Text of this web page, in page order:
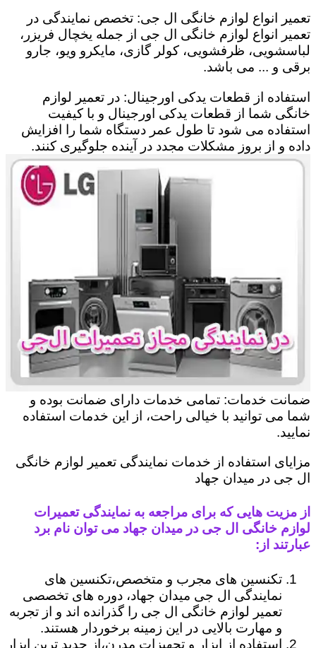
تعمیر انواع لوازم خانگی ال جی: تخصص نمایندگی در
تعمیر انواع لوازم خانگی ال جی از جمله یخچال فریزر،
لباسشویی، ظرفشویی، کولر گازی، مایکرو ویو، جارو
برقی و ... می باشد.
استفاده از قطعات یدکی اورجینال: در تعمیر لوازم
خانگی شما از قطعات یدکی اورجینال و با کیفیت
استفاده می شود تا طول عمر دستگاه شما را افزایش
داده و از بروز مشکلات مجدد در آینده جلوگیری کنند.
ضمانت خدمات: تمامی خدمات دارای ضمانت بوده و
شما می توانید با خیالی راحت، از این خدمات استفاده
نمایید.
مزایای استفاده از خدمات نمایندگی تعمیر لوازم خانگی
ال جی در میدان جهاد
از مزیت هایی که برای مراجعه به نمایندگی تعمیرات
لوازم خانگی ال جی در میدان جهاد می توان نام برد
عبارتند از:
تکنسین های مجرب و متخصص،تکنسین های
نمایندگی ال جی میدان جهاد، دوره های تخصصی
تعمیر لوازم خانگی ال جی را گذرانده اند و از تجربه
و مهارت بالایی در این زمینه برخوردار هستند.
استفاده از ابزار و تجهیزات مدرن،از جدید ترین ابزار